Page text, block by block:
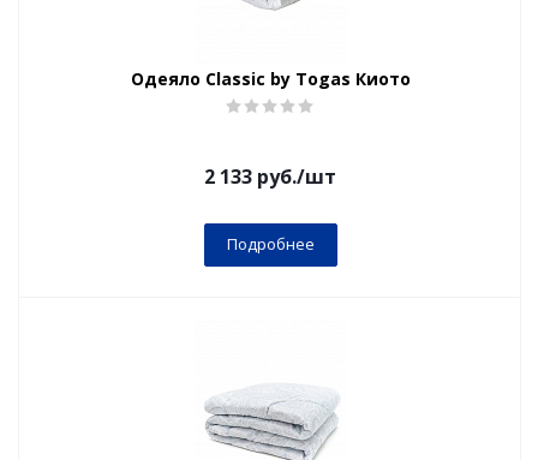
Одеяло Classic by Togas Киото
2 133 руб./шт
Подробнее